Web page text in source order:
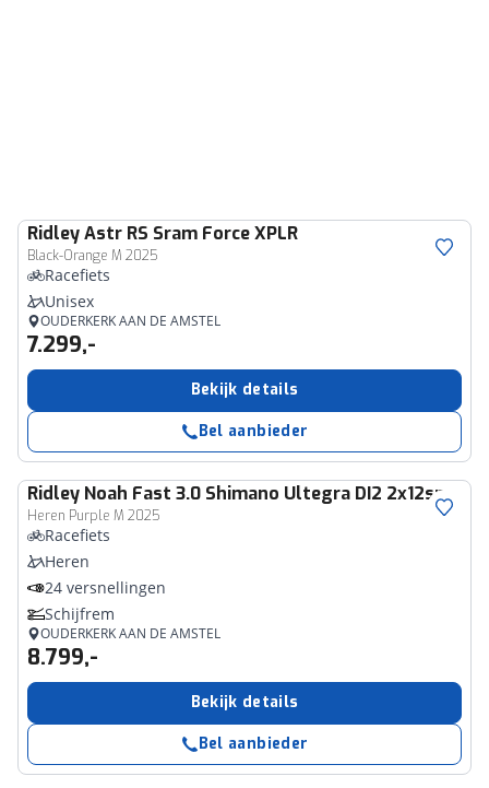
RidleyAstr RS Sram Force XPLR
Black-Orange M 2025
Racefiets
Unisex
OUDERKERK AAN DE AMSTEL
7.299,-
Bekijk details
Bel aanbieder
Ridley Noah Fast 3.0 Shimano Ultegra DI2 2x12sp
Heren Purple M 2025
Racefiets
Heren
24 versnellingen
Schijfrem
OUDERKERK AAN DE AMSTEL
8.799,-
Bekijk details
Bel aanbieder